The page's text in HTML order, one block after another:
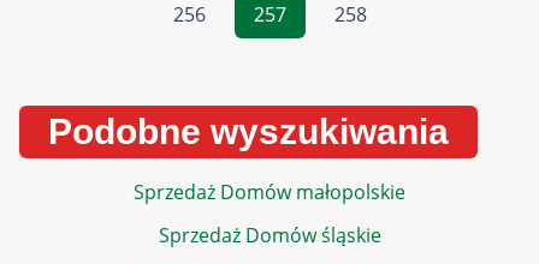
256
257 258
Podobne wyszukiwania
Sprzedaż Domów małopolskie
Sprzedaż Domów śląskie